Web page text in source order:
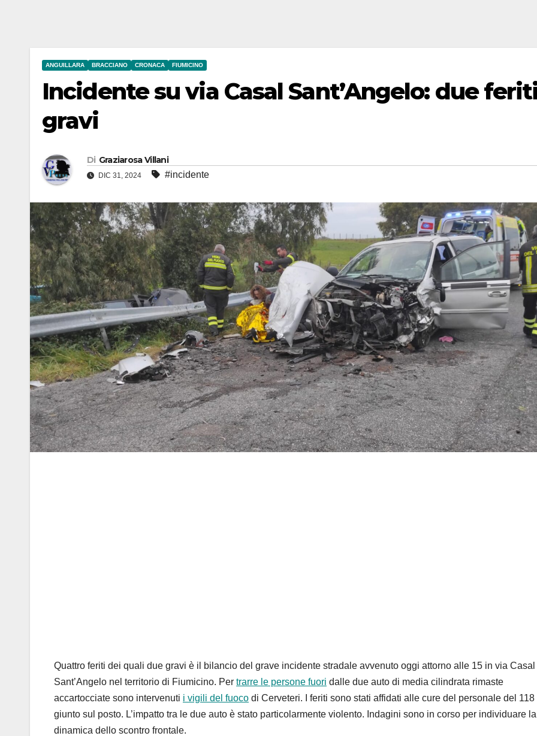
ANGUILLARA BRACCIANO CRONACA FIUMICINO
Incidente su via Casal Sant’Angelo: due
gravi
Di Graziarosa Villani
DIC 31, 2024 #incidente
Quattro feriti dei quali due gravi è il bilancio del grave incidente stradale avvenuto oggi attorno alle 15 in via Casal
Sant’Angelo nel territorio di Fiumicino. Per trarre le persone fuori dalle due auto di media cilindrata rimaste
accartocciate sono intervenuti i vigili del fuoco di Cerveteri. I feriti sono stati affidati alle cure del personale del 118
giunto sul posto. L’impatto tra le due auto è stato particolarmente violento. Indagini sono in corso per individuare la
dinamica dello scontro frontale.